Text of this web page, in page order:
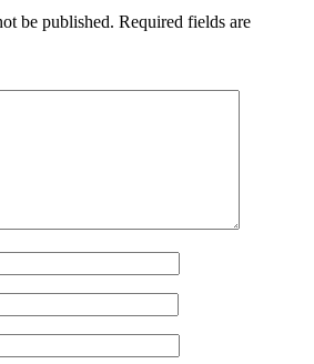
be published. Required fields are